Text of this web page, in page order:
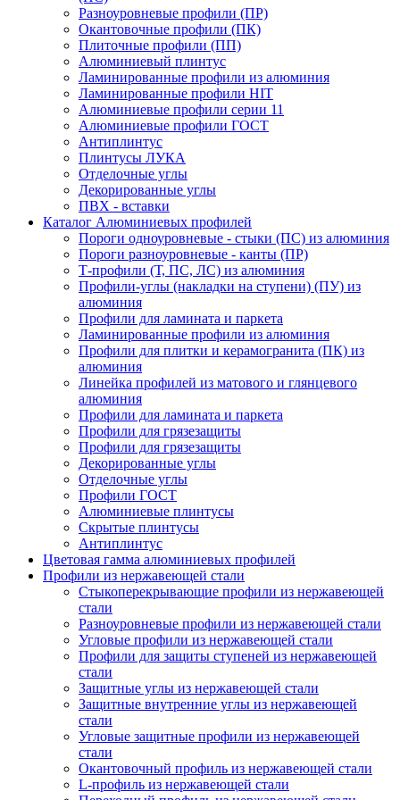
Разноуровневые профили (ПР)
Окантовочные профили (ПК)
Плиточные профили (ПП)
Алюминиевый плинтус
Ламинированные профили из алюминия
Ламинированные профили HIT
Алюминиевые профили серии 11
Алюминиевые профили ГОСТ
Антиплинтус
Плинтусы ЛУКА
Отделочные углы
Декорированные углы
ПВХ - вставки
Каталог Алюминиевых профилей
Пороги одноуровневые - стыки (ПС) из алюминия
Пороги разноуровневые - канты (ПР)
Т-профили (Т, ПС, ЛС) из алюминия
Профили-углы (накладки на ступени) (ПУ) из
алюминия
Профили для ламината и паркета
Ламинированные профили из алюминия
Профили для плитки и керамогранита (ПК) из
алюминия
Линейка профилей из матового и глянцевого
алюминия
Профили для ламината и паркета
Профили для грязезащиты
Профили для грязезащиты
Декорированные углы
Отделочные углы
Профили ГОСТ
Алюминиевые плинтусы
Скрытые плинтусы
Антиплинтус
Цветовая гамма алюминиевых профилей
Профили из нержавеющей стали
Стыкоперекрывающие профили из нержавеющей
стали
Разноуровневые профили из нержавеющей стали
Угловые профили из нержавеющей стали
Профили для защиты ступеней из нержавеющей
стали
Защитные углы из нержавеющей стали
Защитные внутренние углы из нержавеющей
стали
Угловые защитные профили из нержавеющей
стали
Окантовочный профиль из нержавеющей стали
L-профиль из нержавеющей стали